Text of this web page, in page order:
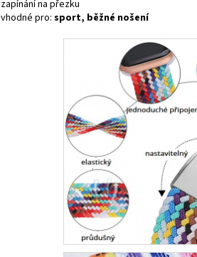
zapínání na přezku
vhodné pro: sport, běžné nošení